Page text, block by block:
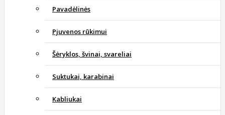
Pavadėlinės
Pjuvenos rūkimui
Šėryklos, švinai, svareliai
Suktukai, karabinai
Kabliukai